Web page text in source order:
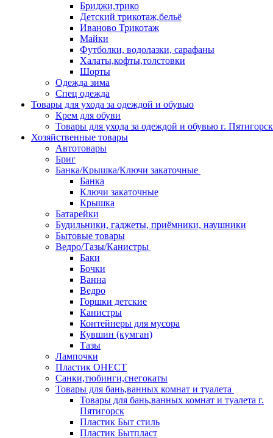
Бриджи,трико
Детский трикотаж,бельё
Иваново Трикотаж
Майки
Футболки, водолазки, сарафаны
Халаты,кофты,толстовки
Шорты
Одежда зима
Спец одежда
Товары для ухода за одеждой и обувью
Крем для обуви
Товары для ухода за одеждой и обувью г. Пятигорск
Хозяйственные товары
Автотовары
Бриг
Банка/Крышка/Ключи закаточные
Банка
Ключи закаточные
Крышка
Батарейки
Будильники, гаджеты, приёмники, наушники
Бытовые товары
Ведро/Тазы/Канистры
Баки
Бочки
Ванна
Ведро
Горшки детские
Канистры
Контейнеры для мусора
Кувшин (кумган)
Тазы
Лампочки
Пластик ОНЕСТ
Санки,тюбинги,снегокаты
Товары для бань,ванных комнат и туалета
Товары для бань,ванных комнат и туалета г.
Пятигорск
Пластик Быт стиль
Пластик Бытпласт